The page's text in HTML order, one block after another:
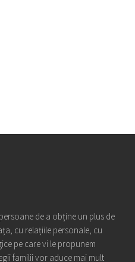
de a obține un plus de
cu relațiile personale, cu
pe care vi le propunem
familii vor aduce mai mult